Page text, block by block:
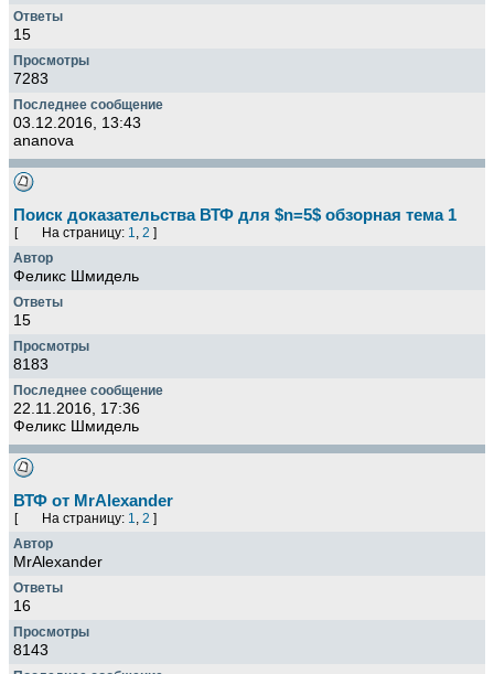
15
7283
03.12.2016, 13:43
ananova
Поиск доказательства ВТФ для $n=5$ обзорная тема 1
[ На страницу: 1, 2 ]
Феликс Шмидель
15
8183
22.11.2016, 17:36
Феликс Шмидель
ВТФ от MrAlexander
[ На страницу: 1, 2 ]
MrAlexander
16
8143